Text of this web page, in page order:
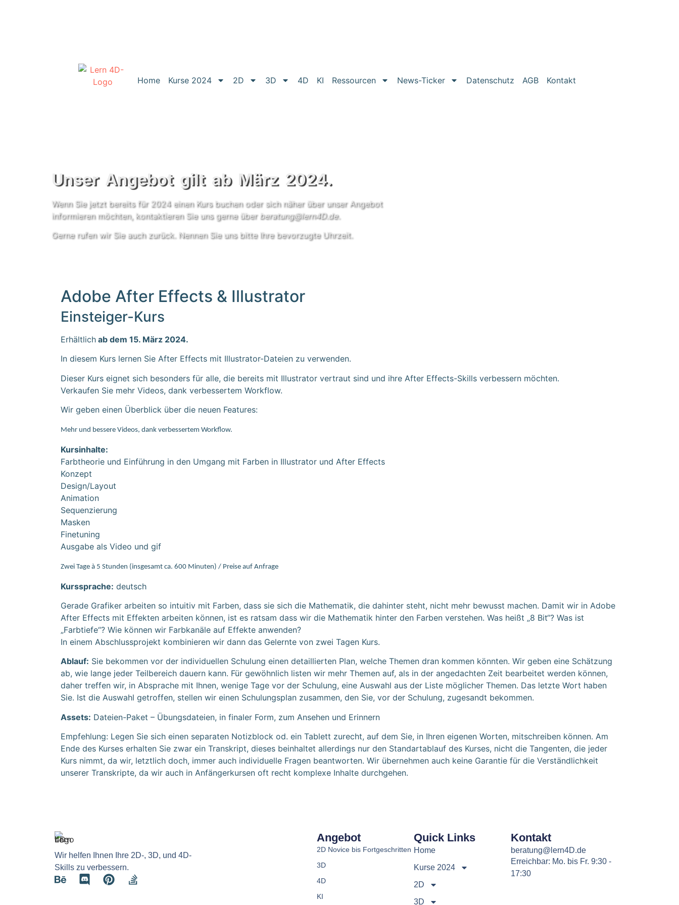
Home Kurse 2024 2D 3D 4D KI Ressourcen News-Ticker Datenschutz AGB Kontakt
Unser Angebot gilt ab März 2024.
Wenn Sie jetzt bereits für 2024 einen Kurs buchen oder sich näher über unser Angebot
informieren möchten, kontaktieren Sie uns gerne über beratung@lern4D.de.
Gerne rufen wir Sie auch zurück. Nennen Sie uns bitte Ihre bevorzugte Uhrzeit.
Adobe After Effects & Illustrator
Einsteiger-Kurs
Erhältlich ab dem 15. März 2024.
In diesem Kurs lernen Sie After Effects mit Illustrator-Dateien zu verwenden.
Dieser Kurs eignet sich besonders für alle, die bereits mit Illustrator vertraut sind und ihre After Effects-Skills verbessern möchten.
Verkaufen Sie mehr Videos, dank verbessertem Workflow.
Wir geben einen Überblick über die neuen Features:
Mehr und bessere Videos, dank verbessertem Workflow.
Kursinhalte:
Farbtheorie und Einführung in den Umgang mit Farben in Illustrator und After Effects
Konzept
Design/Layout
Animation
Sequenzierung
Masken
Finetuning
Ausgabe als Video und gif
Zwei Tage à 5 Stunden (insgesamt ca. 600 Minuten) / Preise auf Anfrage
Kurssprache: deutsch
Gerade Grafiker arbeiten so intuitiv mit Farben, dass sie sich die Mathematik, die dahinter steht, nicht mehr bewusst machen. Damit wir in Adobe
After Effects mit Effekten arbeiten können, ist es ratsam dass wir die Mathematik hinter den Farben verstehen. Was heißt „8 Bit“? Was ist
„Farbtiefe“? Wie können wir Farbkanäle auf Effekte anwenden?
In einem Abschlussprojekt kombinieren wir dann das Gelernte von zwei Tagen Kurs.
Ablauf: Sie bekommen vor der individuellen Schulung einen detaillierten Plan, welche Themen dran kommen könnten. Wir geben eine Schätzung
ab, wie lange jeder Teilbereich dauern kann. Für gewöhnlich listen wir mehr Themen auf, als in der angedachten Zeit bearbeitet werden können,
daher treffen wir, in Absprache mit Ihnen, wenige Tage vor der Schulung, eine Auswahl aus der Liste möglicher Themen. Das letzte Wort haben
Sie. Ist die Auswahl getroffen, stellen wir einen Schulungsplan zusammen, den Sie, vor der Schulung, zugesandt bekommen.
Assets: Dateien-Paket – Übungsdateien, in finaler Form, zum Ansehen und Erinnern
Empfehlung: Legen Sie sich einen separaten Notizblock od. ein Tablett zurecht, auf dem Sie, in Ihren eigenen Worten, mitschreiben können. Am
Ende des Kurses erhalten Sie zwar ein Transkript, dieses beinhaltet allerdings nur den Standartablauf des Kurses, nicht die Tangenten, die jeder
Kurs nimmt, da wir, letztlich doch, immer auch individuelle Fragen beantworten. Wir übernehmen auch keine Garantie für die Verständlichkeit
unserer Transkripte, da wir auch in Anfängerkursen oft recht komplexe Inhalte durchgehen.
Wir helfen Ihnen Ihre 2D-, 3D, und 4D-
Skills zu verbessern.
Angebot
2D Novice bis Fortgeschritten
3D
4D
KI
Quick Links
Home
Kurse 2024
2D
3D
Kontakt
beratung@lern4D.de
Erreichbar: Mo. bis Fr. 9:30 -
17:30